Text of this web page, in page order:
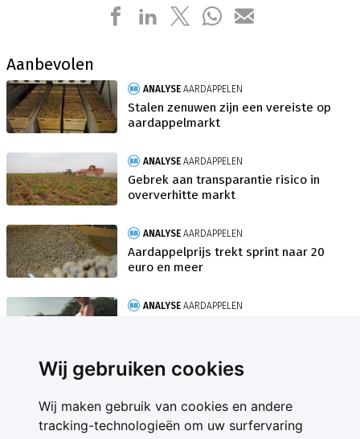
Wij gebruiken cookies
Wij maken gebruik van cookies en andere
tracking-technologieën om uw surfervaring
Aanbevolen
ANALYSE AARDAPPELEN
Stalen zenuwen zijn een vereiste op
aardappelmarkt
ANALYSE AARDAPPELEN
Gebrek aan transparantie risico in
oververhitte markt
ANALYSE AARDAPPELEN
Aardappelprijs trekt sprint naar 20
euro en meer
ANALYSE AARDAPPELEN